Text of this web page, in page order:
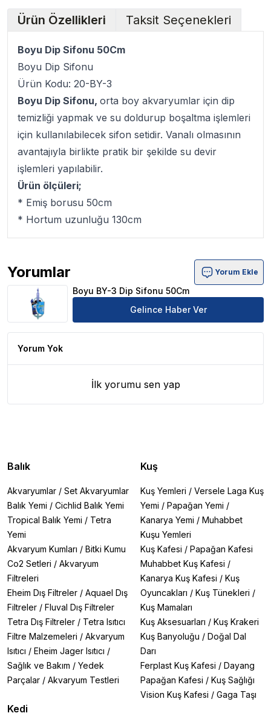
Ürün Özellikleri Taksit Seçenekleri
Boyu Dip Sifonu 50Cm
Boyu Dip Sifonu
Ürün Kodu: 20-BY-3
Boyu Dip Sifonu, orta boy akvaryumlar için dip
temizliği yapmak ve su doldurup boşaltma işlemleri
için kullanılabilecek sifon setidir. Vanalı olmasının
avantajıyla birlikte pratik bir şekilde su devir
işlemleri yapılabilir.
Ürün ölçüleri;
* Emiş borusu 50cm
* Hortum uzunluğu 130cm
Yorumlar
Boyu BY-3 Dip Sifonu 50Cm Ürün Yorumları
Yorum Ekle
Boyu BY-3 Dip Sifonu 50Cm
Gelince Haber Ver
Yorum Yok
İlk yorumu sen yap
Balık
Akvaryumlar / Set Akvaryumlar
Balık Yemi / Cichlid Balık Yemi
Tropical Balık Yemi / Tetra
Yemi
Akvaryum Kumları / Bitki Kumu
Co2 Setleri / Akvaryum
Filtreleri
Eheim Dış Filtreler / Aquael Dış
Filtreler / Fluval Dış Filtreler
Tetra Dış Filtreler / Tetra Isıtıcı
Filtre Malzemeleri / Akvaryum
Isıtıcı / Eheim Jager Isıtıcı /
Sağlık ve Bakım / Yedek
Parçalar / Akvaryum Testleri
Kedi
Kuş
Kuş Yemleri / Versele Laga Kuş
Yemi / Papağan Yemi /
Kanarya Yemi / Muhabbet
Kuşu Yemleri
Kuş Kafesi / Papağan Kafesi
Muhabbet Kuş Kafesi /
Kanarya Kuş Kafesi / Kuş
Oyuncakları / Kuş Tünekleri /
Kuş Mamaları
Kuş Aksesuarları / Kuş Krakeri
Kuş Banyoluğu / Doğal Dal
Darı
Ferplast Kuş Kafesi / Dayang
Papağan Kafesi / Kuş Sağlığı
Vision Kuş Kafesi / Gaga Taşı